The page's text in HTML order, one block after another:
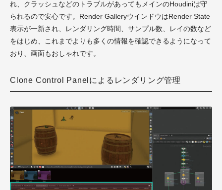
れ、クラッシュなどのトラブルがあってもメインのHoudiniは守
られるので安心です。Render GalleryウインドウはRender State
表示が一新され、レンダリング時間、サンプル数、レイの数など
をはじめ、これまでよりも多くの情報を確認できるようになって
おり、画面もおしゃれです。
Clone Control Panelによるレンダリング管理